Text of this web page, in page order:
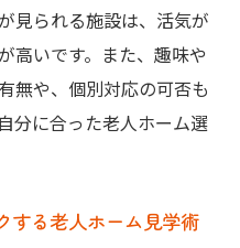
見られる施設は、活気が
高いです。また、趣味や
無や、個別対応の可否も
分に合った老人ホーム選
する老人ホーム見学術